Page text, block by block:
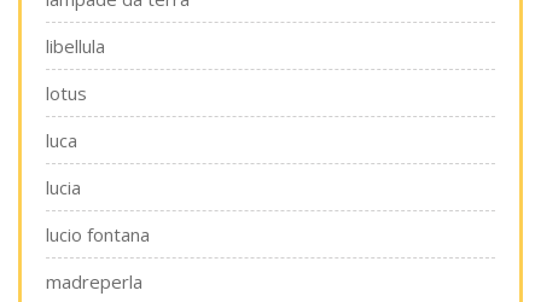
libellula
lotus
luca
lucia
lucio fontana
madreperla